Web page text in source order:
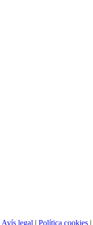
Avís legal | Política cookies |